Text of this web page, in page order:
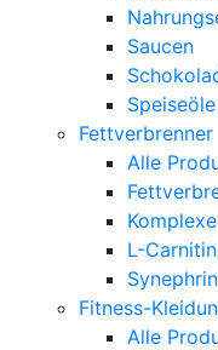
Saucen
Speiseöle
Fettverbrenner
Alle
L-Carnitin
Synephrin
Fitness-
Alle